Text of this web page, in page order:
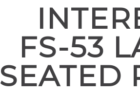
FS-53
SEATED